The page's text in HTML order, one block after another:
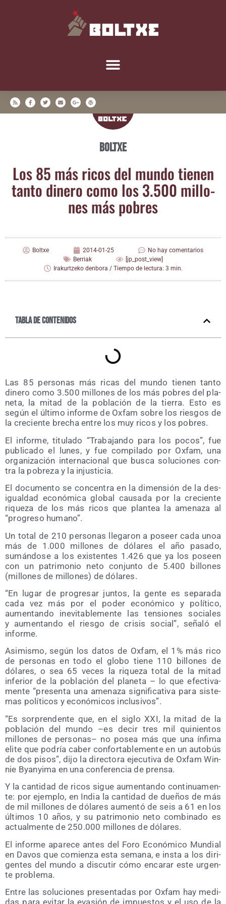
Boltxe
Los 85 más ricos del mun­do tie­nen
tan­to dine­ro como los 3.500 millo­
nes más pobres
Boltxe 2014-01-25
No hay comentarios
Berriak
[jp_post_view]
Irakurtzeko denbora / Tiempo de lectura: 3 min.
Tabla de contenidos
Las 85 per­so­nas más ricas del mun­do tie­nen tan­to
dine­ro como 3.500 millo­nes de los más pobres del pla­
ne­ta, la mitad de la pobla­ción de la tie­rra. Esto es
según el últi­mo infor­me de Oxfam sobre los ries­gos de
la cre­cien­te bre­cha entre los muy ricos y los pobres.
El infor­me, titu­la­do “Tra­ba­jan­do para los pocos”, fue
publi­ca­do el lunes, y fue com­pi­la­do por Oxfam, una
orga­ni­za­ción inter­na­cio­nal que bus­ca solu­cio­nes con­
tra la pobre­za y la injusticia.
El docu­men­to se con­cen­tra en la dimen­sión de la des­
igual­dad eco­nó­mi­ca glo­bal cau­sa­da por la cre­cien­te
rique­za de los más ricos que plan­tea la ame­na­za al
“pro­gre­so humano”.
Un total de 210 per­so­nas lle­ga­ron a poseer cada unoa
más de 1.000 millo­nes de dóla­res el año pasa­do,
sumán­do­se a los exis­ten­tes 1.426 que ya los poseen
con un patri­mo­nio neto con­jun­to de 5.400 billo­nes
(millo­nes de millo­nes) de dólares.
“En lugar de pro­gre­sar jun­tos, la gen­te es sepa­ra­da
cada vez más por el poder eco­nó­mi­co y polí­ti­co,
aumen­tan­do inevi­ta­ble­men­te las ten­sio­nes socia­les
y aumen­tan­do el ries­go de cri­sis social”, seña­ló el
informe.
Asi­mis­mo, según los datos de Oxfam, el 1% más rico
de per­so­nas en todo el glo­bo tie­ne 110 billo­nes de
dóla­res, o sea 65 veces la rique­za total de la mitad
infe­rior de la pobla­ción del pla­ne­ta – lo que efec­ti­va­
men­te “pre­sen­ta una ame­na­za sig­ni­fi­ca­ti­va para sis­te­
mas polí­ti­cos y eco­nó­mi­cos inclusivos”.
“Es sor­pren­den­te que, en el siglo XXI, la mitad de la
pobla­ción del mun­do –es decir tres mil qui­nien­tos
millo­nes de per­so­nas– no posea más que una ínfi­ma
eli­te que podría caber con­for­ta­ble­men­te en un auto­bús
de dos pisos”, dijo la direc­to­ra eje­cu­ti­va de Oxfam Win­
nie Byan­yi­ma en una con­fe­ren­cia de prensa.
Y la can­ti­dad de ricos sigue aumen­tan­do con­ti­nua­men­
te: por ejem­plo, en India la can­ti­dad de due­ños de más
de mil millo­nes de dóla­res aumen­tó de seis a 61 en los
últi­mos 10 años, y su patri­mo­nio neto com­bi­na­do es
actual­men­te de 250.000 millo­nes de dólares.
El infor­me apa­re­ce antes del Foro Eco­nó­mi­co Mun­dial
en Davos que comien­za esta sema­na, e ins­ta a los diri­
gen­tes del mun­do a dis­cu­tir cómo enca­rar este urgen­
te problema.
Entre las solu­cio­nes pre­sen­ta­das por Oxfam hay medi­
das para evi­tar la eva­sión de impues­tos y el uso de la